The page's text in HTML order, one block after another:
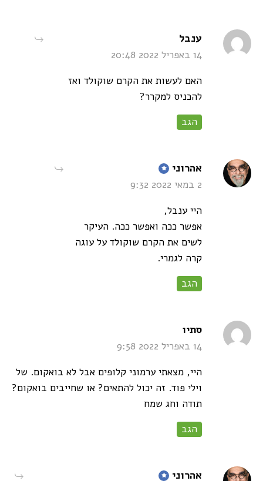
ענבל
14 באפריל 2022 20:48
האם לעשות את הקרם שוקולד ואז
להכניס למקרר?
הגב
אהרוני says:
2 במאי 2022 9:32
היי ענבל,
אפשר ככה ואפשר ככה. העיקר
לשים את הקרם שוקולד על עוגה
קרה לגמרי.
הגב
סתיו
14 באפריל 2022 9:58
היי, מצאתי ערמוני קלופים אבל לא בואקום. של
וילי פוד. זה יכול להתאים? או שחייבים בואקום?
תודה וחג שמח
הגב
אהרוני says: